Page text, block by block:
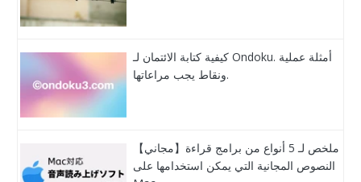
كيفية كتابة الائتمان لـ Ondoku. أمثلة عملية
ونقاط يجب مراعاتها.
【مجاني】ملخص لـ 5 أنواع من برامج قراءة
النصوص المجانية التي يمكن استخدامها على